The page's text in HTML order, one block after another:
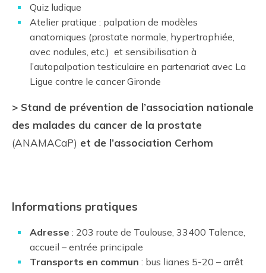
Quiz ludique
Atelier pratique : palpation de modèles
anatomiques (prostate normale, hypertrophiée,
avec nodules, etc.) et sensibilisation à
l’autopalpation testiculaire en partenariat avec La
Ligue contre le cancer Gironde
> Stand de prévention de l’association nationale
des malades du cancer de la prostate
(ANAMACaP) et de l’association Cerhom
Informations pratiques
Adresse : 203 route de Toulouse, 33400 Talence,
accueil – entrée principale
Transports en commun : bus lianes 5-20 – arrêt